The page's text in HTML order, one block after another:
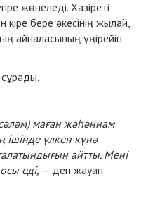
кіре бере әкесінің жылай,
айналасының үңірейіп
маған жәһәннам
ішінде үлкен күнә
айтты. Мені
еді, — деп жауап